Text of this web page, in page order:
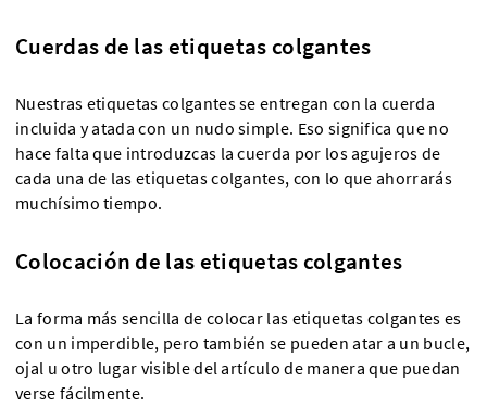
Cuerdas de las etiquetas colgantes
Nuestras etiquetas colgantes se entregan con la cuerda
incluida y atada con un nudo simple. Eso significa que no
hace falta que introduzcas la cuerda por los agujeros de
cada una de las etiquetas colgantes, con lo que ahorrarás
muchísimo tiempo.
Colocación de las etiquetas colgantes
La forma más sencilla de colocar las etiquetas colgantes es
con un imperdible, pero también se pueden atar a un bucle,
ojal u otro lugar visible del artículo de manera que puedan
verse fácilmente.